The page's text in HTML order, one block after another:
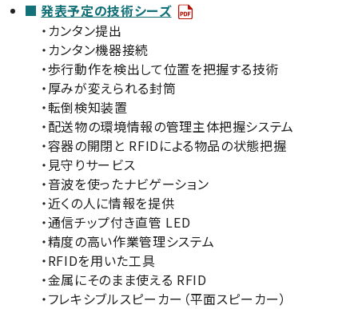
発表予定の技術シーズ
・カンタン提出
・カンタン機器接続
・歩行動作を検出して位置を把握する技術
・厚みが変えられる封筒
・転倒検知装置
・配送物の環境情報の管理主体把握システム
・容器の開閉と RFIDによる物品の状態把握
・見守りサービス
・音波を使ったナビゲーション
・近くの人に情報を提供
・通信チップ付き直管 LED
・精度の高い作業管理システム
・RFIDを用いた工具
・金属にそのまま使える RFID
・フレキシブルスピーカー（平面スピーカー）